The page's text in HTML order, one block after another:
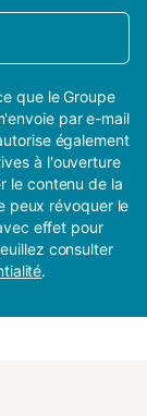
que le Groupe
par e-mail
également
à l'ouverture
le contenu de la
peux révoquer le
effet pour
consulter
.